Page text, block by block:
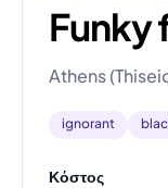
Funky
Athens
ignorant
Κόστος